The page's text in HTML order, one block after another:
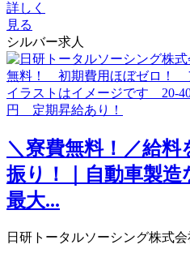
詳しく
見る
シルバー求人
＼寮費無料！／給
振り！｜自動車製造
最大...
日研トータルソーシング株式会